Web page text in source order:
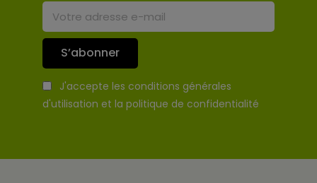
S’abonner
J'accepte les conditions générales
d'utilisation et la politique de confidentialité